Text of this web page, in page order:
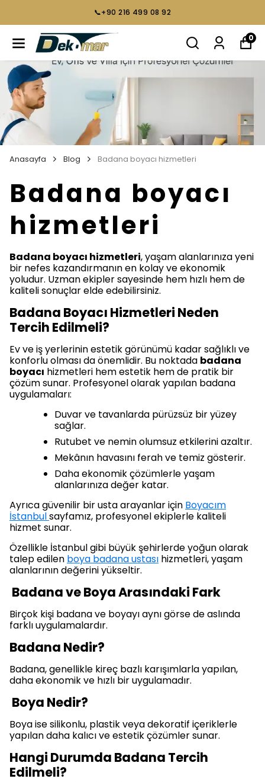
📞+90 216 499 08 92
0
Anasayfa Blog Badana boyacı hizmetleri
Badana boyacı
hizmetleri
Badana boyacı hizmetleri, yaşam alanlarınıza yeni
bir nefes kazandırmanın en kolay ve ekonomik
yoludur. Uzman ekipler sayesinde hem hızlı hem de
kaliteli sonuçlar elde edebilirsiniz.
Badana Boyacı Hizmetleri Neden
Tercih Edilmeli?
Ev ve iş yerlerinin estetik görünümü kadar sağlıklı ve
konforlu olması da önemlidir. Bu noktada badana
boyacı hizmetleri hem estetik hem de pratik bir
çözüm sunar. Profesyonel olarak yapılan badana
uygulamaları:
Duvar ve tavanlarda pürüzsüz bir yüzey
sağlar.
Rutubet ve nemin olumsuz etkilerini azaltır.
Mekânın havasını ferah ve temiz gösterir.
Daha ekonomik çözümlerle yaşam
alanlarınıza değer katar.
Ayrıca güvenilir bir usta arayanlar için Boyacım
İstanbulsayfamız, profesyonel ekiplerle kaliteli
hizmet sunar.
Özellikle İstanbul gibi büyük şehirlerde yoğun olarak
talep edilen boya badana ustası hizmetleri, yaşam
alanlarının değerini yükseltir.
Badana ve Boya Arasındaki Fark
Birçok kişi badana ve boyayı aynı görse de aslında
farklı uygulamalardır.
Badana Nedir?
Badana, genellikle kireç bazlı karışımlarla yapılan,
daha ekonomik ve hızlı bir uygulamadır.
Boya Nedir?
Boya ise silikonlu, plastik veya dekoratif içeriklerle
yapılan daha kalıcı ve estetik çözümler sunar.
Hangi Durumda Badana Tercih
Edilmeli?